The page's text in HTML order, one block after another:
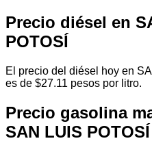
Precio diésel en
POTOSÍ
El precio del diésel hoy en
es de $27.11 pesos por litro.
Precio gasolina
SAN LUIS POTOSÍ